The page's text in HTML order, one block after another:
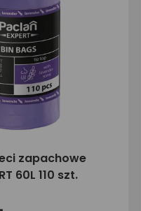
zapachowe
60L 110 szt.